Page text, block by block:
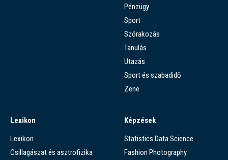
Pénzügy
Sport
Szórakozás
Tanulás
Utazás
Sport és szabadidő
Zene
Lexikon
Lexikon
Csillagászat és asztrofizika
Képzések
Statistics Data Science
Fashion Photography